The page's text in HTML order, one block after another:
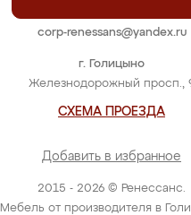
2015 - 2026 © Ренессанс.
Мебель от производителя в
г. Голицыно
Железнодорожный просп.,
СХЕМА ПРОЕЗДА
Добавить в избранное
corp-renessans@yandex.ru